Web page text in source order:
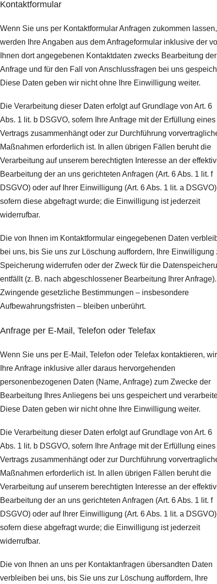
Kontaktformular
Wenn Sie uns per Kontaktformular Anfragen zukommen lassen,
werden Ihre Angaben aus dem Anfrageformular inklusive der
Ihnen dort angegebenen Kontaktdaten zwecks Bearbeitung der
Anfrage und für den Fall von Anschlussfragen bei uns
Diese Daten geben wir nicht ohne Ihre Einwilligung weiter.
Die Verarbeitung dieser Daten erfolgt auf Grundlage von Art. 6
Abs. 1 lit. b DSGVO, sofern Ihre Anfrage mit der Erfüllung eines
Vertrags zusammenhängt oder zur Durchführung
Maßnahmen erforderlich ist. In allen übrigen Fällen beruht die
Verarbeitung auf unserem berechtigten Interesse an der
Bearbeitung der an uns gerichteten Anfragen (Art. 6 Abs. 1 lit. f
DSGVO) oder auf Ihrer Einwilligung (Art. 6 Abs. 1 lit. a DSGVO)
sofern diese abgefragt wurde; die Einwilligung ist jederzeit
widerrufbar.
Die von Ihnen im Kontaktformular eingegebenen Daten
bei uns, bis Sie uns zur Löschung auffordern, Ihre Einwilligung
Speicherung widerrufen oder der Zweck für die
entfällt (z. B. nach abgeschlossener Bearbeitung Ihrer Anfrage).
Zwingende gesetzliche Bestimmungen – insbesondere
Aufbewahrungsfristen – bleiben unberührt.
Anfrage per E-Mail, Telefon oder Telefax
Wenn Sie uns per E-Mail, Telefon oder Telefax kontaktieren,
Ihre Anfrage inklusive aller daraus hervorgehenden
personenbezogenen Daten (Name, Anfrage) zum Zwecke der
Bearbeitung Ihres Anliegens bei uns gespeichert und
Diese Daten geben wir nicht ohne Ihre Einwilligung weiter.
Die Verarbeitung dieser Daten erfolgt auf Grundlage von Art. 6
Abs. 1 lit. b DSGVO, sofern Ihre Anfrage mit der Erfüllung eines
Vertrags zusammenhängt oder zur Durchführung
Maßnahmen erforderlich ist. In allen übrigen Fällen beruht die
Verarbeitung auf unserem berechtigten Interesse an der
Bearbeitung der an uns gerichteten Anfragen (Art. 6 Abs. 1 lit. f
DSGVO) oder auf Ihrer Einwilligung (Art. 6 Abs. 1 lit. a DSGVO)
sofern diese abgefragt wurde; die Einwilligung ist jederzeit
widerrufbar.
Die von Ihnen an uns per Kontaktanfragen übersandten Daten
verbleiben bei uns, bis Sie uns zur Löschung auffordern, Ihre